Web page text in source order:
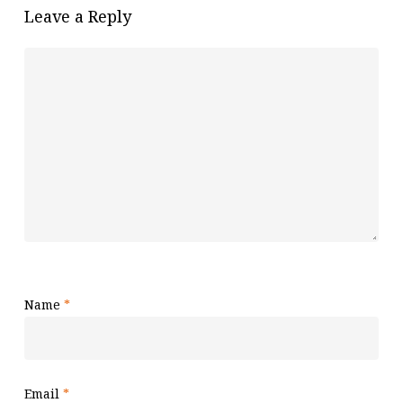
Leave a Reply
Name *
Email *